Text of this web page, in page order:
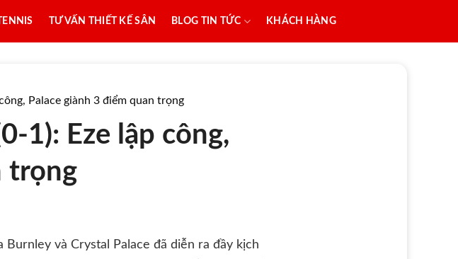
TƯ VẤN THIẾT KẾ SÂN BLOG TIN TỨC KHÁCH HÀNG
Palace giành 3 điểm quan trọng
1): Eze lập công,
trọng
và Crystal Palace đã diễn ra đầy kịch